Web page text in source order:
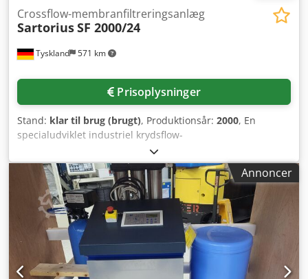
Tyskland 571 km
Crossflow-membranfiltreringsanlæg
SartoriusSF 2000/24
Prisoplysninger
Stand: klar til brug (brugt), Produktionsår: 2000, En
specialudviklet industriel krydsflow-
membranfiltreringsanlæg fra Sartorius er tilgængelig.
Filtreringsmetode: Tangentialstrømningsfiltrering,
konstruktion: modulopbygget, udførelse: rustfrit stål,
nominel kapacitet: 4000 l/t, membranmoduler: 24,
filterareal: 12,5 m²/modul, samlet filterareal: ca. 300 m²,
porestørrelse: 0,2 µm, maksimal driftstemperatur: 95 °C,
driftstryk: 3 bar, tilslutningseffekt: 35 kVA, styring: Siemens
SIMATIC S7-300. De pneumatiske ventiløer er blevet
udskiftet i 2023. Dokumentation forefindes. En inspektion
Annoncer